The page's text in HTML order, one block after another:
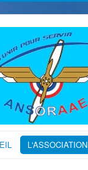
L'ASSOCIATION